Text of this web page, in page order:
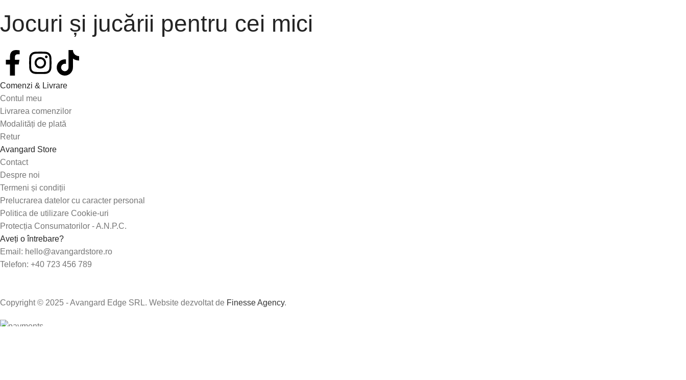
Jocuri și jucării pentru cei mici
Comenzi & Livrare
Contul meu
Livrarea comenzilor
Modalități de plată
Retur
Avangard Store
Contact
Despre noi
Termeni și condiții
Prelucrarea datelor cu caracter personal
Politica de utilizare Cookie-uri
Protecția Consumatorilor - A.N.P.C.
Aveți o întrebare?
Email: hello@avangardstore.ro
Telefon: +40 723 456 789
Copyright © 2025 - Avangard Edge SRL. Website dezvoltat de Finesse Agency.